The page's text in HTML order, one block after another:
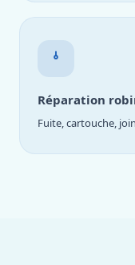
Réparation
Fuite, cartouche,